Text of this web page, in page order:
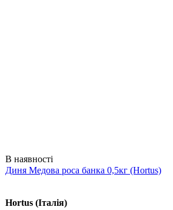
В наявності
Диня Медова роса банка 0,5кг (Hortus)
Hortus (Італія)